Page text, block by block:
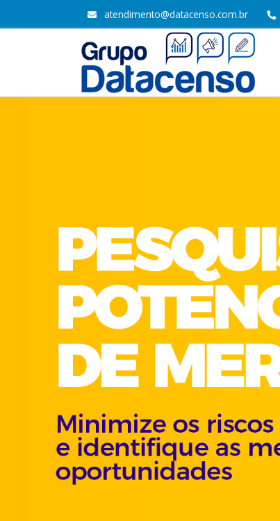
atendimento@datacenso.com.br